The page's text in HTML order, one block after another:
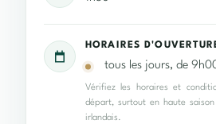
HORAIRES
tous les jours, de
Vérifiez les horaires et
départ, surtout en haute
irlandais.